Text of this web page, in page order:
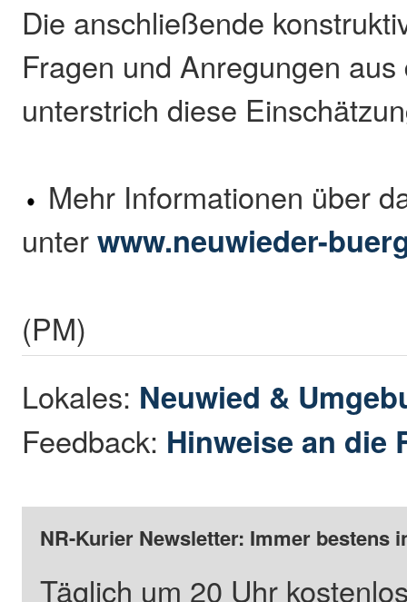
Die anschließende
Fragen und Anregungen
unterstrich diese
Mehr Informationen über
unterwww.neuwieder-
(PM)
Lokales: Neuwied &
Feedback: Hinweise an die
NR-Kurier Newsletter: Immer bestens
Täglich um 20 Uhr